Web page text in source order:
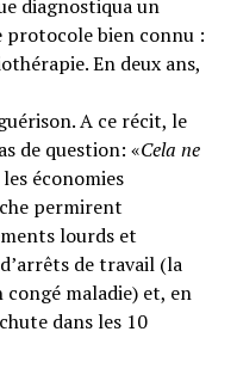
diagnostiqua un
protocole bien connu :
En deux ans,
A ce récit, le
de question: «Cela ne
économies
permirent
lourds et
de travail (la
maladie) et, en
dans les 10